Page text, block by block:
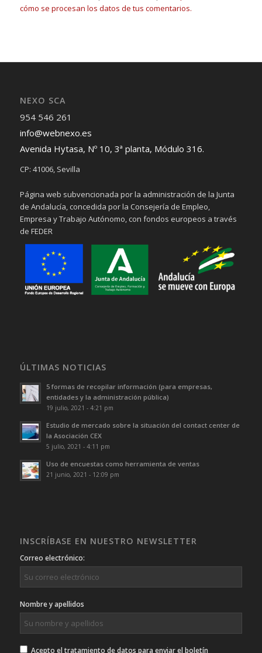
cómo se procesan los datos de tus comentarios.
NEXO SCA
954 546 261
info@webnexo.es
Avenida Hytasa, Nº 10, 3ª planta, Módulo 316.
CP: 41006, Sevilla
Página web subvencionada por la administración de la Junta
de Andalucía, concedida por la Consejería de Empleo,
Empresa y Trabajo Autónomo, con fondos europeos a través
de FEDER
ÚLTIMAS NOTICIAS
5 formas de recopilar información (para empresas,
entidades y la administración pública)
19 julio, 2021 - 4:21 pm
Estudio de mercado sobre la situación del contact center de
la Asociación CEX
5 julio, 2021 - 4:11 pm
Uso de encuestas como herramienta de ventas
21 junio, 2021 - 12:09 pm
INSCRÍBASE EN NUESTRO NEWSLETTER
Correo electrónico:
Nombre y apellidos
Acepto el tratamiento de datos para enviar el boletín